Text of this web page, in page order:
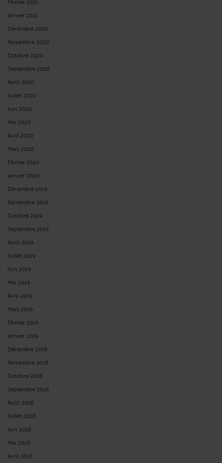
Janvier 2021
Décembre 2020
Novembre 2020
Octobre 2020
Septembre 2020
Août 2020
Juillet 2020
Juin 2020
Mai 2020
Avril 2020
Mars 2020
Février 2020
Janvier 2020
Décembre 2019
Novembre 2019
Octobre 2019
Septembre 2019
Août 2019
Juillet 2019
Juin 2019
Mai 2019
Avril 2019
Mars 2019
Février 2019
Janvier 2019
Décembre 2018
Novembre 2018
Octobre 2018
Septembre 2018
Août 2018
Juillet 2018
Juin 2018
Mai 2018
Avril 2018